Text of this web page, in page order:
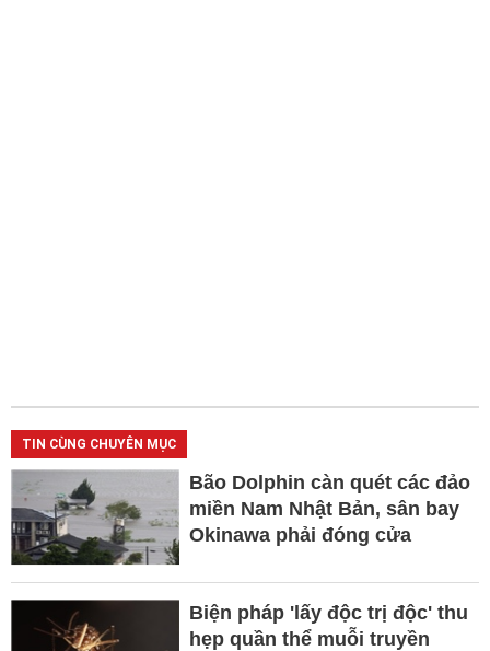
TIN CÙNG CHUYÊN MỤC
Bão Dolphin càn quét các đảo
miền Nam Nhật Bản, sân bay
Okinawa phải đóng cửa
Biện pháp 'lấy độc trị độc' thu
hẹp quần thể muỗi truyền